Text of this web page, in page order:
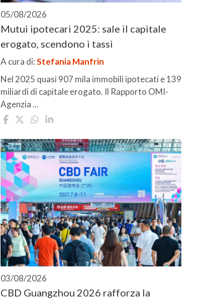
05/08/2026
Mutui ipotecari 2025: sale il capitale
erogato, scendono i tassi
A cura di:Stefania Manfrin
Nel 2025 quasi 907 mila immobili ipotecati e 139
miliardi di capitale erogato. Il Rapporto OMI-
Agenzia ...
03/08/2026
CBD Guangzhou 2026 rafforza la